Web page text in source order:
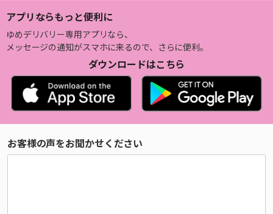
アプリならもっと便利に
ゆめデリバリー専用アプリなら、
メッセージの通知がスマホに来るので、さらに便利。
ダウンロードはこちら
お客様の声をお聞かせください